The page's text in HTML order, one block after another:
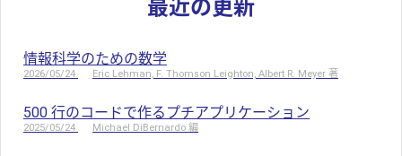
最近の更新
情報科学のための数学
2026/05/24 Eric Lehman, F. Thomson Leighton, Albert R. Meyer 著
500 行のコードで作るプチアプリケーション
2025/05/24 Michael DiBernardo 編